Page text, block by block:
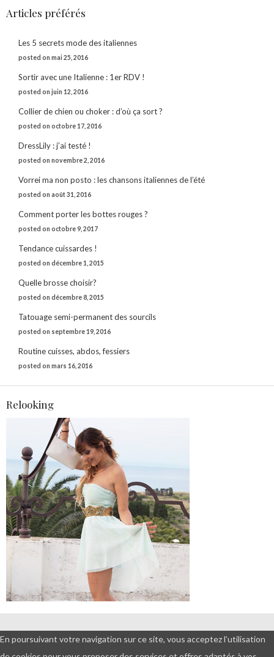
Articles préférés
Les 5 secrets mode des italiennes
posted on mai 25, 2016
Sortir avec une Italienne : 1er RDV !
posted on juin 12, 2016
Collier de chien ou choker : d’où ça sort ?
posted on octobre 17, 2016
DressLily : j’ai testé !
posted on novembre 2, 2016
Vorrei ma non posto : les chansons italiennes de l’été
posted on août 31, 2016
Comment porter les bottes rouges ?
posted on octobre 9, 2017
Tendance cuissardes !
posted on décembre 1, 2015
Quelle brosse choisir?
posted on décembre 8, 2015
Tatouage semi-permanent des sourcils
posted on septembre 19, 2016
Routine cuisses, abdos, fessiers
posted on mars 16, 2016
Relooking
DEMANDES PROFESSIONNELLES
En poursuivant votre navigation sur ce site, vous acceptez l’utilisation